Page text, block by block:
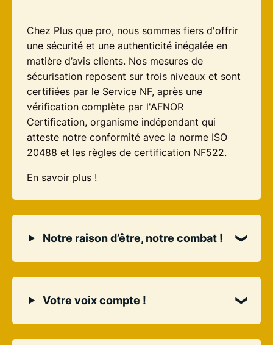
Chez Plus que pro, nous sommes fiers d'offrir
une sécurité et une authenticité inégalée en
matière d’avis clients. Nos mesures de
sécurisation reposent sur trois niveaux et sont
certifiées par le Service NF, après une
vérification complète par l'AFNOR
Certification, organisme indépendant qui
atteste notre conformité avec la norme ISO
20488 et les règles de certification NF522.
En savoir plus !
Notre raison d’être, notre combat !
Votre voix compte !